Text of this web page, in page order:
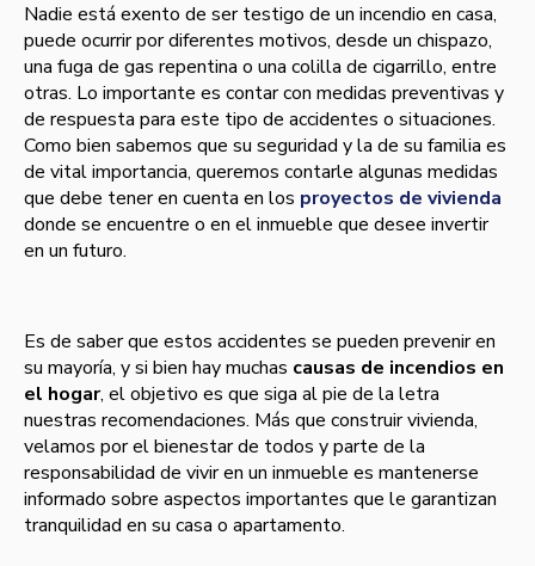
Nadie está exento de ser testigo de un incendio en casa,
puede ocurrir por diferentes motivos, desde un chispazo,
una fuga de gas repentina o una colilla de cigarrillo, entre
otras. Lo importante es contar con medidas preventivas y
de respuesta para este tipo de accidentes o situaciones.
Como bien sabemos que su seguridad y la de su familia es
de vital importancia, queremos contarle algunas medidas
que debe tener en cuenta en los proyectos de vivienda
donde se encuentre o en el inmueble que desee invertir
en un futuro.
Es de saber que estos accidentes se pueden prevenir en
su mayoría, y si bien hay muchas causas de incendios en
el hogar, el objetivo es que siga al pie de la letra
nuestras recomendaciones. Más que construir vivienda,
velamos por el bienestar de todos y parte de la
responsabilidad de vivir en un inmueble es mantenerse
informado sobre aspectos importantes que le garantizan
tranquilidad en su casa o apartamento.